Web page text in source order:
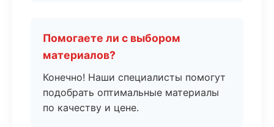
Помогаете ли с выбором
материалов?
Конечно! Наши специалисты помогут
подобрать оптимальные материалы
по качеству и цене.